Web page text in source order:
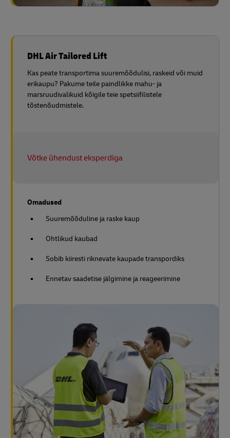
DHL Air Tailored Lift
Kas peate transportima suuremõõdulisi, raskeid või muid
erikaupu? Pakume teile paindlikke mahu- ja
marsruudivalikuid kõigile teie spetsiifilistele
tõstenõudmistele.
Võtke ühendust eksperdiga
Omadused
Suuremõõduline ja raske kaup
Ohtlikud kaubad
Sobib kiiresti riknevate kaupade transpordiks
Ennetav saadetise jälgimine ja reageerimine